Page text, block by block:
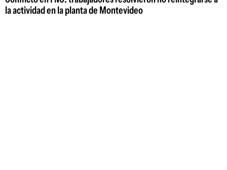
la actividad en la planta de Montevideo